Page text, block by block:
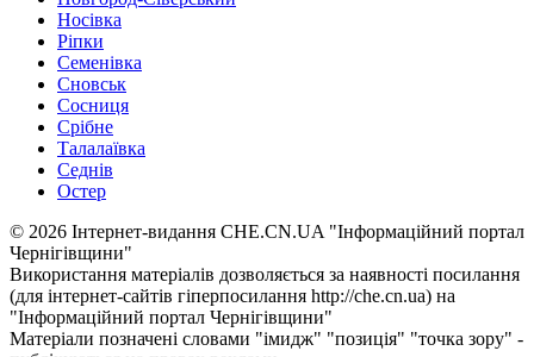
Носівка
Ріпки
Семенівка
Сновськ
Сосниця
Срібне
Талалаївка
Седнів
Остер
© 2026 Інтернет-видання CHE.CN.UA "Інформаційний портал
Чернiгiвщини"
Використання матеріалів дозволяється за наявності посилання
(для інтернет-сайтів гіперпосилання http://che.cn.ua) на
"Інформаційний портал Чернiгiвщини"
Матеріали позначені словами "імидж" "позиція" "точка зору" -